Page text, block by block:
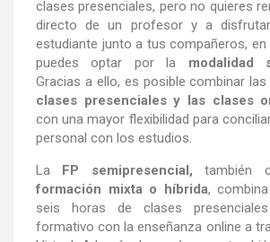
clases presenciales, pero no quieres
directo de un profesor y a
estudiante junto a tus compañeros, en
puedes optar por la modalidad
Gracias a ello, es posible combinar
clases presenciales y las clases
con una mayor flexibilidad para
personal con los estudios.
La FP semipresencial, también
formación mixta o híbrida,
seis horas de clases
formativo con la enseñanza online a